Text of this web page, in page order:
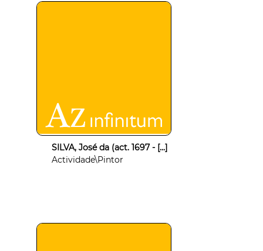
SILVA, José da (act. 1697 - [...]
Actividade\Pintor